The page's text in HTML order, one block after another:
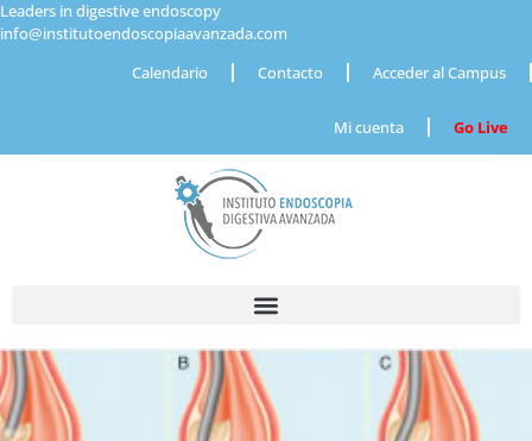
Leaders in digestive endoscopy
info@institutoendoscopiaavanzada.com
Calendario
Contacto Acceder al Campus
Mi cuenta Go Live